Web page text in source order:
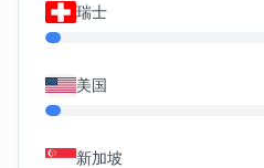
瑞士
美国
新加坡